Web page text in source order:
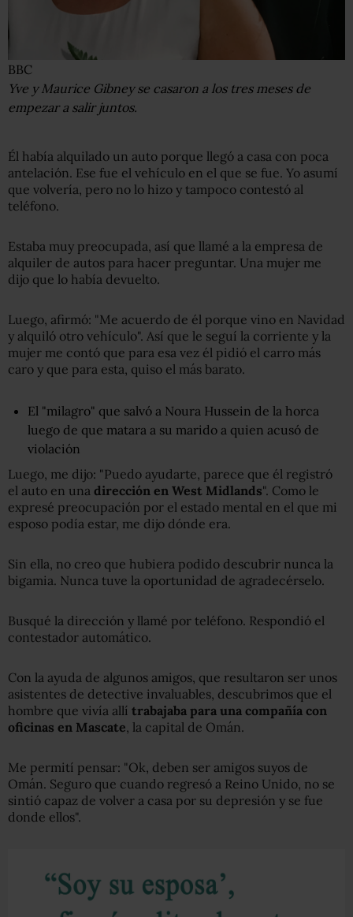
BBC
Yve y Maurice Gibney se casaron a los tres meses de
empezar a salir juntos.
Él había alquilado un auto porque llegó a casa con poca
antelación. Ese fue el vehículo en el que se fue. Yo asumí
que volvería, pero no lo hizo y tampoco contestó al
teléfono.
Estaba muy preocupada, así que llamé a la empresa de
alquiler de autos para hacer preguntar. Una mujer me
dijo que lo había devuelto.
Luego, afirmó: "Me acuerdo de él porque vino en Navidad
y alquiló otro vehículo". Así que le seguí la corriente y la
mujer me contó que para esa vez él pidió el carro más
caro y que para esta, quiso el más barato.
El "milagro" que salvó a Noura Hussein de la horca
luego de que matara a su marido a quien acusó de
violación
Luego, me dijo: "Puedo ayudarte, parece que él registró
el auto en una dirección en West Midlands". Como le
expresé preocupación por el estado mental en el que mi
esposo podía estar, me dijo dónde era.
Sin ella, no creo que hubiera podido descubrir nunca la
bigamia. Nunca tuve la oportunidad de agradecérselo.
Busqué la dirección y llamé por teléfono. Respondió el
contestador automático.
Con la ayuda de algunos amigos, que resultaron ser unos
asistentes de detective invaluables, descubrimos que el
hombre que vivía allí trabajaba para una compañía con
oficinas en Mascate , la capital de Omán.
Me permití pensar: "Ok, deben ser amigos suyos de
Omán. Seguro que cuando regresó a Reino Unido, no se
sintió capaz de volver a casa por su depresión y se fue
donde ellos".